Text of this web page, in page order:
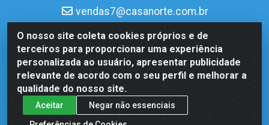
O nosso site coleta cookies próprios e de
terceiros para proporcionar uma experiência
personalizada ao usuário, apresentar publicidade
relevante de acordo com o seu perfil e melhorar a
qualidade do nosso site.
Aceitar
Negar não essenciais
vendas7@casanorte.com.br
Casa Norte LTDA - Av. Interventor Mário Câmara, 1815 -
Dix-Sept Rosado, Natal/RN - CEP 59054-600 - CNPJ
08.713.513/0001-51